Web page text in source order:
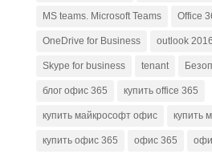
MS teams. Microsoft Teams Office
OneDrive for Business outlook 2016
Skype for business tenant
блог офис 365 купить office 365
купить майкрософт офис купить
купить офис 365 офис 365